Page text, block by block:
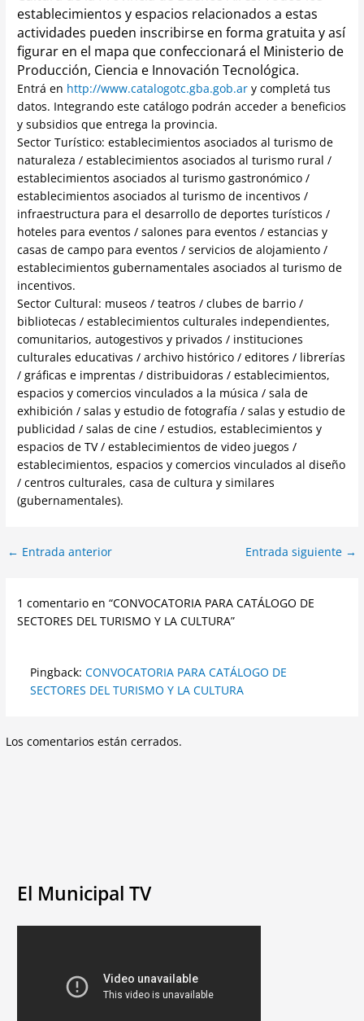
establecimientos y espacios relacionados a estas
actividades pueden inscribirse en forma gratuita y así
figurar en el mapa que confeccionará el Ministerio de
Producción, Ciencia e Innovación Tecnológica.
Entrá en http://www.catalogotc.gba.gob.ar y completá tus
datos. Integrando este catálogo podrán acceder a beneficios
y subsidios que entrega la provincia.
Sector Turístico: establecimientos asociados al turismo de
naturaleza / establecimientos asociados al turismo rural /
establecimientos asociados al turismo gastronómico /
establecimientos asociados al turismo de incentivos /
infraestructura para el desarrollo de deportes turísticos /
hoteles para eventos / salones para eventos / estancias y
casas de campo para eventos / servicios de alojamiento /
establecimientos gubernamentales asociados al turismo de
incentivos.
Sector Cultural: museos / teatros / clubes de barrio /
bibliotecas / establecimientos culturales independientes,
comunitarios, autogestivos y privados / instituciones
culturales educativas / archivo histórico / editores / librerías
/ gráficas e imprentas / distribuidoras / establecimientos,
espacios y comercios vinculados a la música / sala de
exhibición / salas y estudio de fotografía / salas y estudio de
publicidad / salas de cine / estudios, establecimientos y
espacios de TV / establecimientos de video juegos /
establecimientos, espacios y comercios vinculados al diseño
/ centros culturales, casa de cultura y similares
(gubernamentales).
← Entrada anterior Entrada siguiente →
1 comentario en “CONVOCATORIA PARA CATÁLOGO DE
SECTORES DEL TURISMO Y LA CULTURA”
Pingback: CONVOCATORIA PARA CATÁLOGO DE
SECTORES DEL TURISMO Y LA CULTURA
Los comentarios están cerrados.
El Municipal TV